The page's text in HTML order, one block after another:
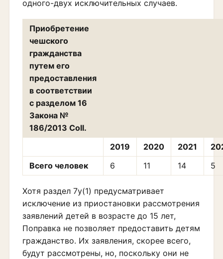
одного-двух исключительных случаев.
Приобретение
чешского
гражданства
путем его
предоставления
в соответствии
с разделом 16
Закона №
186/2013 Coll.
2019
2020 2021
Всего человек
6 11 14 5
Хотя раздел 7y(1) предусматривает
исключение из приостановки рассмотрения
заявлений детей в возрасте до 15 лет,
Поправка не позволяет предоставить детям
гражданство. Их заявления, скорее всего,
будут рассмотрены, но, поскольку они не